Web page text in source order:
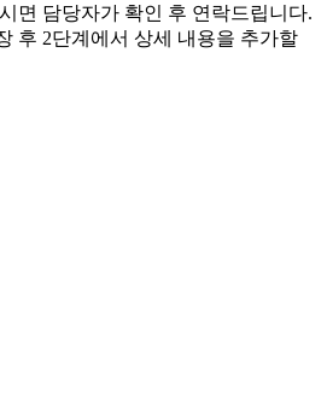
면 담당자가 확인 후 연락드립니다.
후 2단계에서 상세 내용을 추가할